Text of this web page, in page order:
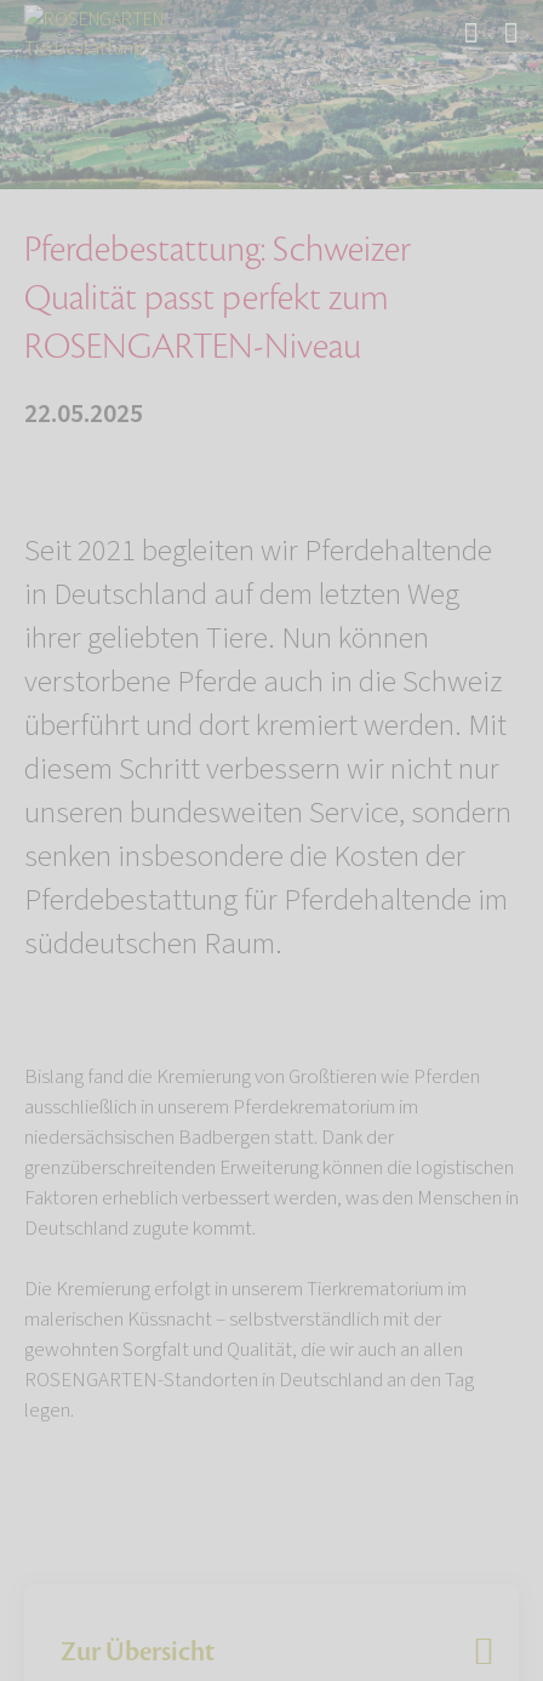
Start
Aktuelles
Pferdebestattung: Schweizer Qualität passt pe…
Pferdebestattung: Schweizer
Qualität passt perfekt zum
ROSENGARTEN-Niveau
22.05.2025
Seit 2021 begleiten wir Pferdehaltende
in Deutschland auf dem letzten Weg
ihrer geliebten Tiere. Nun können
verstorbene Pferde auch in die Schweiz
überführt und dort kremiert werden. Mit
diesem Schritt verbessern wir nicht nur
unseren bundesweiten Service, sondern
senken insbesondere die Kosten der
Pferdebestattung für Pferdehaltende im
süddeutschen Raum.
Bislang fand die Kremierung von Großtieren wie Pferden
ausschließlich in unserem Pferdekrematorium im
niedersächsischen Badbergen statt. Dank der
grenzüberschreitenden Erweiterung können die logistischen
Faktoren erheblich verbessert werden, was den Menschen in
Deutschland zugute kommt.
Die Kremierung erfolgt in unserem Tierkrematorium im
malerischen Küssnacht – selbstverständlich mit der
gewohnten Sorgfalt und Qualität, die wir auch an allen
ROSENGARTEN-Standorten in Deutschland an den Tag
legen.
Zur Übersicht